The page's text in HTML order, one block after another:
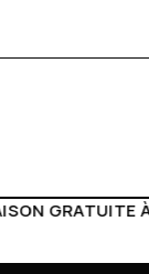
DE 150€LIVE